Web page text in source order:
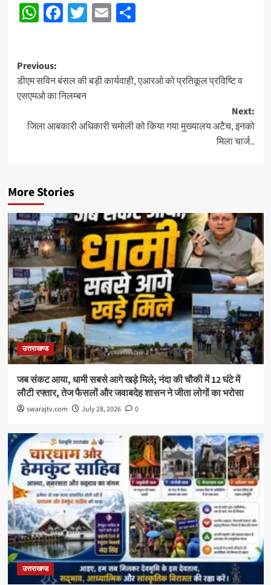
WhatsApp
Facebook
Twitter
EmailShare
Post
navigation
Previous:
डीएम सविन बंसल की बड़ी कार्यवाही, एआरओ को प्रतिकूल प्रविष्टि व
एसएमओ का निलम्बन
Next:
जिला आबकारी अधिकारी चमोली को किया गया मुख्यालय अटैच, इनको
मिला चार्ज..
More Stories
उत्तराखण्ड
जब संकट आया, धामी सबसे आगे खड़े मिले; नंदा की चौकी में 12 घंटे में
लौटी रफ्तार, तेज फैसलों और जवाबदेह शासन ने जीता लोगों का भरोसा
swarajtv.com July 28, 2026 0
उत्तराखण्ड